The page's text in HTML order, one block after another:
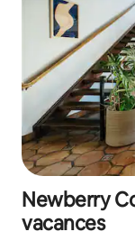
Newberry
vacances